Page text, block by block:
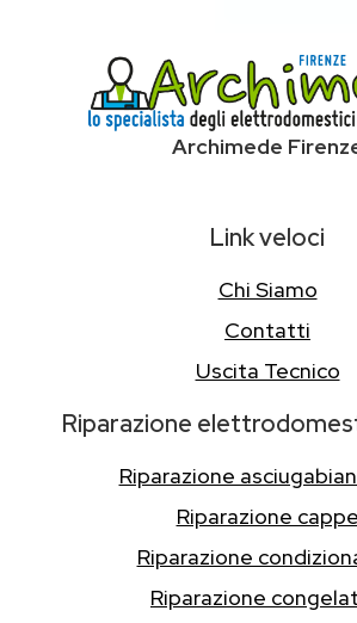
Archimede
Link veloci
Chi Siamo
Contatti
Uscita Tecnico
Riparazione
Riparazione
Riparazione cappe
Riparazione
Riparazione